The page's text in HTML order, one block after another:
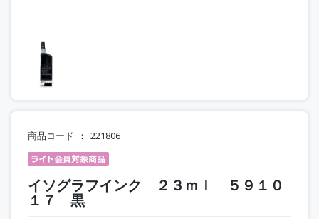
商品コード 221806
イソグラフインク ２３ｍｌ ５９１０
１７ 黒